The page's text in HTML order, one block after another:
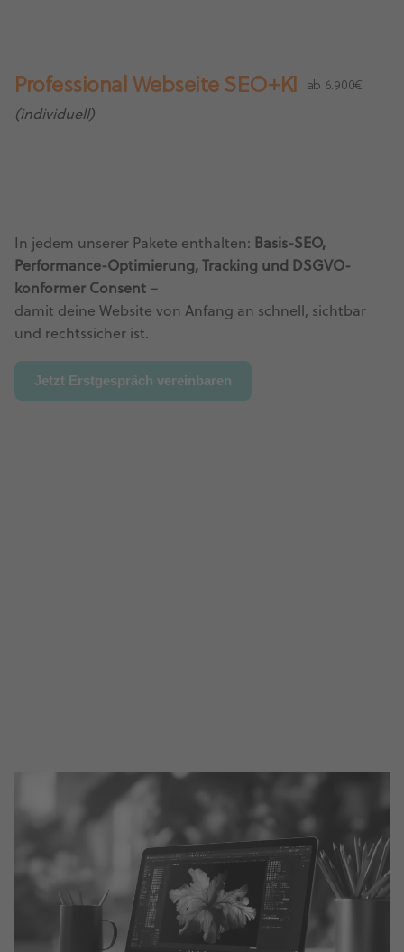
Professional Webseite SEO+KI ab 6.900€
(individuell)
In jedem unserer Pakete enthalten: Basis-SEO,
Performance-Optimierung, Tracking und DSGVO-
konformer Consent –
damit deine Website von Anfang an schnell, sichtbar
und rechtssicher ist.
Jetzt Erstgespräch vereinbaren